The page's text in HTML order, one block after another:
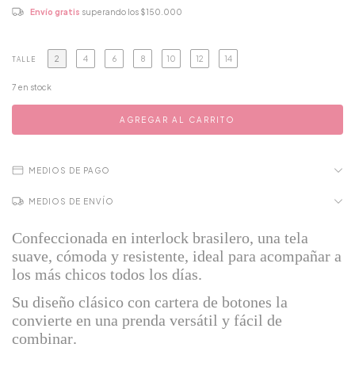
Envío gratis superando los $150.000
TALLE 2 4 6 8 10 12 14
7 en stock
MEDIOS DE PAGO
MEDIOS DE ENVÍO
Confeccionada en interlock brasilero, una tela
suave, cómoda y resistente, ideal para acompañar a
los más chicos todos los días.
Su diseño clásico con cartera de botones la
convierte en una prenda versátil y fácil de
combinar.